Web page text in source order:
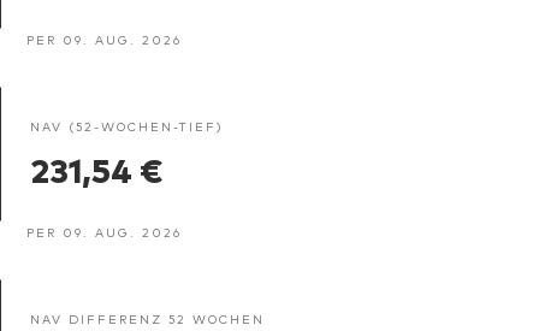
PER 09. AUG. 2026
NAV (52-WOCHEN-TIEF)
231,54 €
PER 09. AUG. 2026
NAV DIFFERENZ 52 WOCHEN